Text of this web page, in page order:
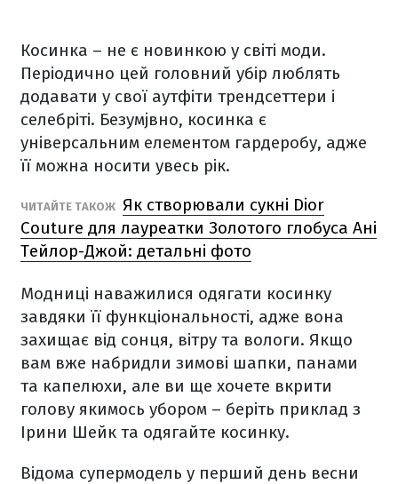
Косинка – не є новинкою у світі моди.
Періодично цей головний убір люблять
додавати у свої аутфіти трендсеттери і
селебріті. Безумjвно, косинка є
універсальним елементом гардеробу, адже
її можна носити увесь рік.
ЧИТАЙТЕ ТАКОЖ Як створювали сукні Dior
Couture для лауреатки Золотого глобуса Ані
Тейлор-Джой: детальні фото
Модниці наважилися одягати косинку
завдяки її функціональності, адже вона
захищає від сонця, вітру та вологи. Якщо
вам вже набридли зимові шапки, панами
та капелюхи, але ви ще хочете вкрити
голову якимось убором – беріть приклад з
Ірини Шейк та одягайте косинку.
Відома супермодель у перший день весни